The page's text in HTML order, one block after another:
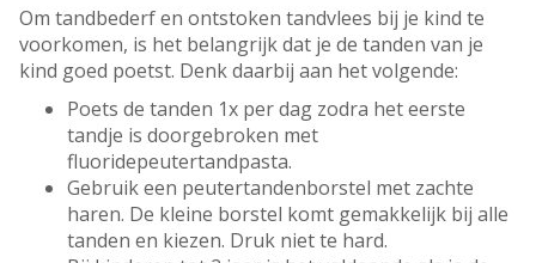
Om tandbederf en ontstoken tandvlees bij je kind te
voorkomen, is het belangrijk dat je de tanden van je
kind goed poetst. Denk daarbij aan het volgende:
Poets de tanden 1x per dag zodra het eerste
tandje is doorgebroken met
fluoridepeutertandpasta.
Gebruik een peutertandenborstel met zachte
haren. De kleine borstel komt gemakkelijk bij alle
tanden en kiezen. Druk niet te hard.